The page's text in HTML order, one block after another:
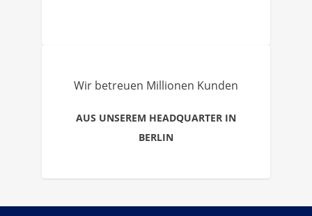
Wir betreuen Millionen Kunden
AUS UNSEREM HEADQUARTER IN
BERLIN